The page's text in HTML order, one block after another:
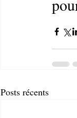
Posts récents